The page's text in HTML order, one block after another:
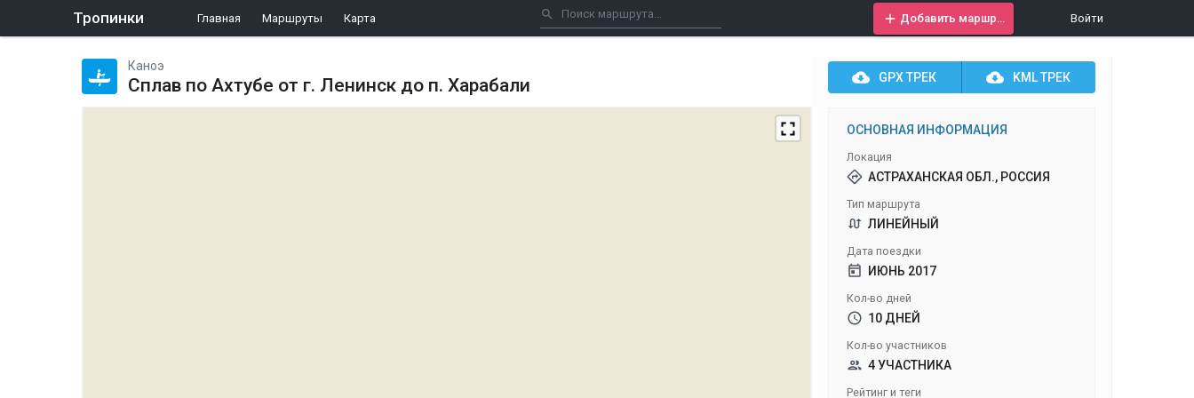
Тропинки Главная Маршруты Карта Войти
Каноэ
Сплав по Ахтубе от г. Ленинск до п. Харабали GPXТРЕК KMLТРЕК
ОСНОВНАЯ ИНФОРМАЦИЯ
Локация
АСТРАХАНСКАЯ ОБЛ., РОССИЯ
Тип маршрута
ЛИНЕЙНЫЙ
Дата поездки
ИЮНЬ 2017
Кол-во дней
10 ДНЕЙ
Кол-во участников
4 УЧАСТНИКА
Рейтинг и теги